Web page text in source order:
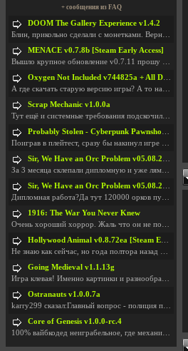
+ сообщения из FAQ
DOOM The Gallery Experience v1.4.2
Блин, прикольно сделали с монетками. Вернулся в св
MENACE v0.7.8b [Steam Early Access]
Вышло крупное обновление v0.7.11 прошу обновить
Oxygen Not Included v744825a + All DLC
А где скачать старую версию игры? А то на новой но
Scrap Mechanic v1.0.0a
Тут ещё и системные требования подскочили. Если не
Probably Stolen - Cyberpunk Pawnshop Simulator v048c [Playtest]
Поиграв в плейтест, сразу бы накинул игре наивысши
Sir, We Have an Orc Problem v05.08.2026
За 3 месяца склепали дипломную и уже лям двести ба
Sir, We Have an Orc Problem v05.08.2026
Дипломная работа?Да тут 120000 орков путь выбирают
1916: The War You Never Knew
Очень хороший хоррор. Жаль что он не получил должн
Hollywood Animal v0.8.72ea [Steam Early Access]
Не знаю как сейчас, но года полтора назад игра был
Going Medieval v1.1.13g
Игра клевая! Именно картинки и разнообразия в стро
Ostranauts v1.0.0.7a
karry299 сказал:Главный вопрос - полиция по-прежне
Core of Genesis v1.0.0-rc.4
100% вайбкодед неиграбельное, где механики знает т